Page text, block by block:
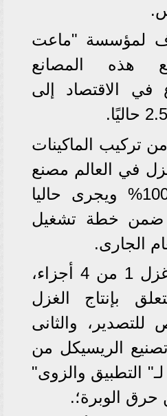
لمؤسسة "ماعت
هذه المصانع
في الاقتصاد إلى
من تركيب الماكينات
في العالم مصنع
غزل 1 بنسبة 100% ويجرى حاليا
ضمن خطة تشغيل
الجارى.
ويتكون مصنع غزل 1 من 4 أجزاء،
بإنتاج ‏الغزل
والثانى
الريسيكل من
لـ" التطبيق والزوى"
حرق الوبرة؛.